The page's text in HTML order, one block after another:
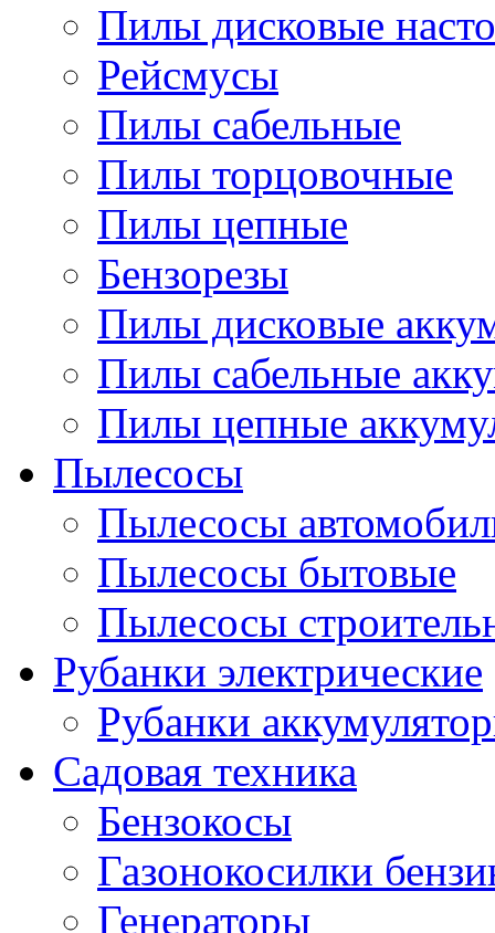
Пилы дисковые
Рейсмусы
Пилы сабельные
Пилы торцовочные
Пилы цепные
Бензорезы
Пилы дисковые
Пилы сабельные
Пилы цепные
Пылесосы
Пылесосы
Пылесосы бытовые
Пылесосы
Рубанки электрические
Рубанки
Садовая техника
Бензокосы
Газонокосилки
Генераторы